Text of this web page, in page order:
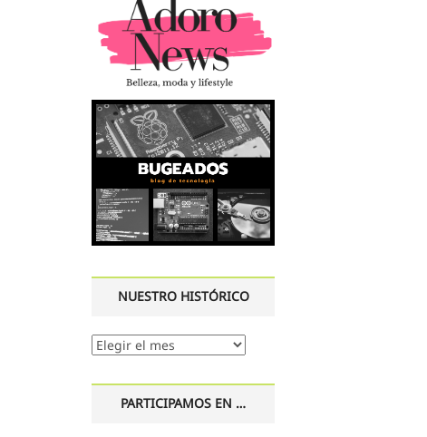
NUESTRO HISTÓRICO
Nuestro
PARTICIPAMOS EN …